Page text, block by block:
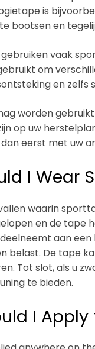
is
bootsen en
vaak
om
en zelfs
worden
op uw
eerst met uw
I Wear
waarin
en de tape
deelneemt aan
belast. De tape
Tot slot, als u
te bieden.
I